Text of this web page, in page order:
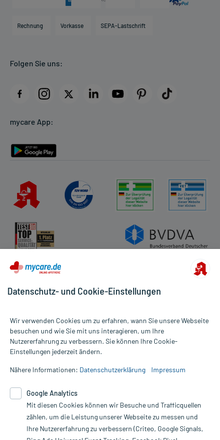
Direktabrechnung PKV
AGB
Datenschutz
Rückgabe/Widerruf
Rechnung Vorkasse SEPA-Lastschrift
Folgen Sie uns:
mycare App:
Alle Preise gelten inkl. MwSt., ggf. zzgl. Versandkosten
Informationen auf dieser Website werden ausschließlich für
die Untersuchung und Behandlung durch einen Arzt. Bitte
Therapien eingeleitet werden können. | Diese Webseite benutzt
Google Analytics. Lesen Sie bitte dazu die wichtigen Hinweise in
unserer Datenschutzerklärung. Für den Widerruf einer Bestellung
nutzen Sie das Formular:
Datenschutz- und Cookie-Einstellungen
Wir verwenden Cookies um zu erfahren, wann Sie unsere Webseite
besuchen und wie Sie mit uns interagieren, um Ihre
Nutzererfahrung zu verbessern. Sie können Ihre Cookie-
Einstellungen jederzeit ändern.
Nähere Informationen: Datenschutzerklärung Impressum
Google Analytics
Mit diesen Cookies können wir Besuche und Trafficquellen
zählen, um die Leistung unserer Webseite zu messen und
Ihre Nutzererfahrung zu verbessern (Criteo, Google Signals,